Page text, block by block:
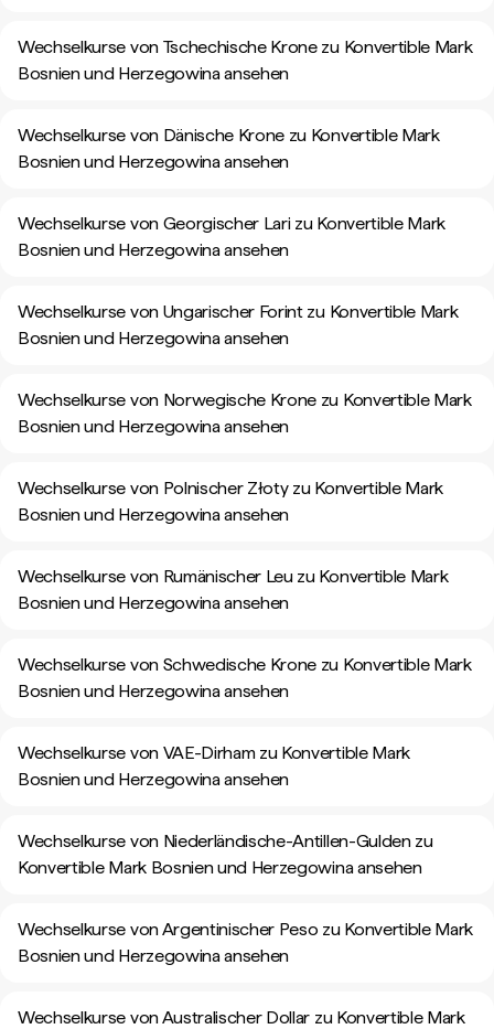
Wechselkurse von Tschechische Krone zu Konvertible Mark
Bosnien und Herzegowina ansehen
Wechselkurse von Dänische Krone zu Konvertible Mark
Bosnien und Herzegowina ansehen
Wechselkurse von Georgischer Lari zu Konvertible Mark
Bosnien und Herzegowina ansehen
Wechselkurse von Ungarischer Forint zu Konvertible Mark
Bosnien und Herzegowina ansehen
Wechselkurse von Norwegische Krone zu Konvertible Mark
Bosnien und Herzegowina ansehen
Wechselkurse von Polnischer Złoty zu Konvertible Mark
Bosnien und Herzegowina ansehen
Wechselkurse von Rumänischer Leu zu Konvertible Mark
Bosnien und Herzegowina ansehen
Wechselkurse von Schwedische Krone zu Konvertible Mark
Bosnien und Herzegowina ansehen
Wechselkurse von VAE-Dirham zu Konvertible Mark
Bosnien und Herzegowina ansehen
Wechselkurse von Niederländische-Antillen-Gulden zu
Konvertible Mark Bosnien und Herzegowina ansehen
Wechselkurse von Argentinischer Peso zu Konvertible Mark
Bosnien und Herzegowina ansehen
Wechselkurse von Australischer Dollar zu Konvertible Mark